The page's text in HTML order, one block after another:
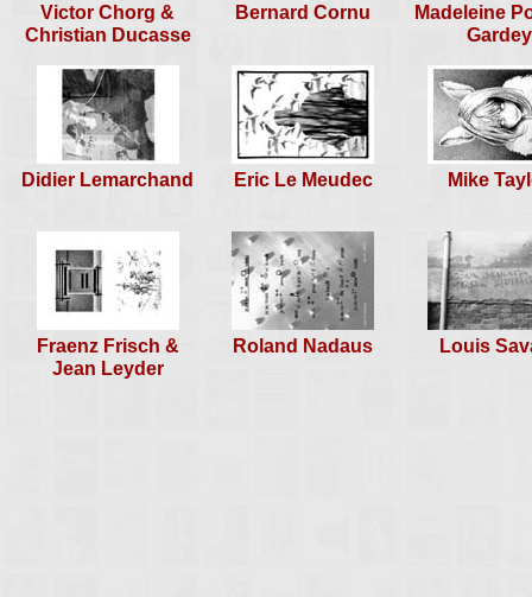
Victor Chorg &
Christian Ducasse
Bernard Cornu
Madeleine
Gardey
Didier Lemarchand Eric Le Meudec Mike
Fraenz Frisch &
Jean Leyder
Roland Nadaus Louis